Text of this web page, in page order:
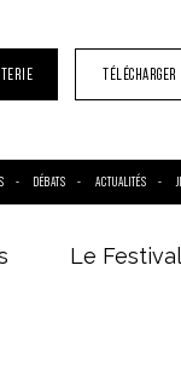
DÉBATS ACTUALITÉS
Le Festival